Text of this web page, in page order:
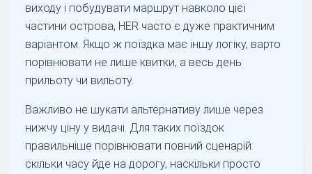
виходу і побудувати маршрут навколо цієї
частини острова, HER часто є дуже практичним
варіантом. Якщо ж поїздка має іншу логіку, варто
порівнювати не лише квитки, а весь день
прильоту чи вильоту.
Важливо не шукати альтернативу лише через
нижчу ціну у видачі. Для таких поїздок
правильніше порівнювати повний сценарій:
скільки часу йде на дорогу, наскільки просто